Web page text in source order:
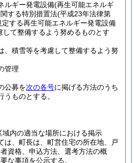
ルギー発電設備(再生可能エネルギ
する特別措置法(平成23年法律第
する再生可能エネルギー発電設備
して整備するよう努めるものとす
、積雪等を考慮して整備するよう努
管理
公募を次の各号に掲げる方法のうち
ものとする。
域内の適当な場所における掲示
は、町長は、町営住宅の所在地、戸
資格、申込方法、選考方法の概
な事項を公示する。